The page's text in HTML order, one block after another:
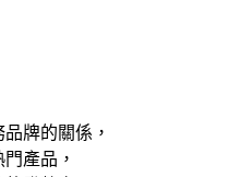
牌的關係，
產品，